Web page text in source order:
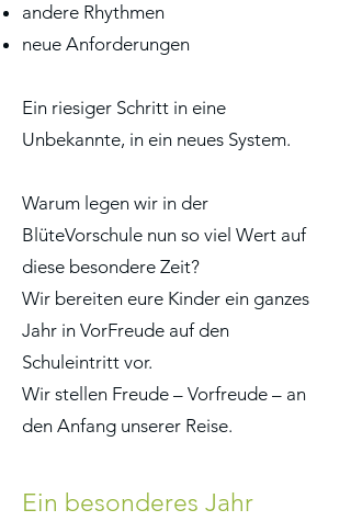
andere Rhythmen
neue Anforderungen
Ein riesiger Schritt in eine
Unbekannte, in ein neues System.
Warum legen wir in der
BlüteVorschule nun so viel Wert auf
diese besondere Zeit?
Wir bereiten eure Kinder ein ganzes
Jahr in VorFreude auf den
Schuleintritt vor.
Wir stellen Freude – Vorfreude – an
den Anfang unserer Reise.
Ein besonderes Jahr